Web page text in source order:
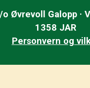
o Øvrevoll Galopp ·
1358 JAR
Personvern og